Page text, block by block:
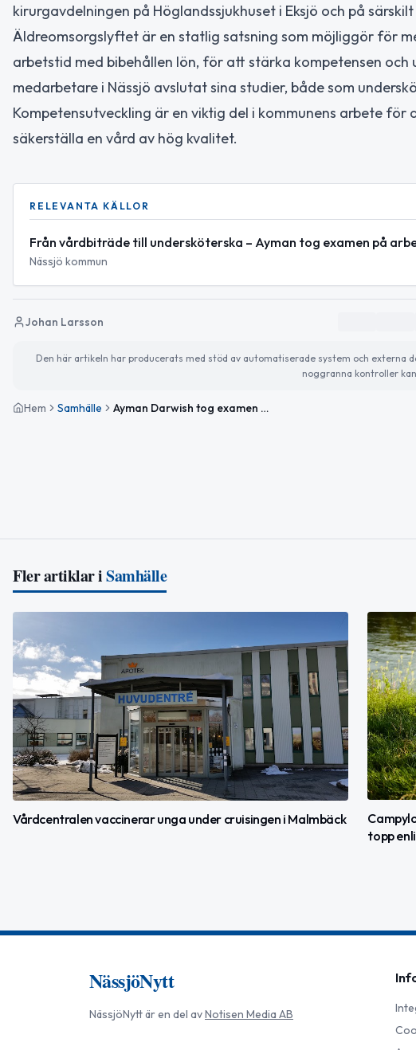
kirurgavdelningen på Höglandssjukhuset i Eksjö och på
Äldreomsorgslyftet är en statlig satsning som möjliggör för
arbetstid med bibehållen lön, för att stärka kompetensen
medarbetare i Nässjö avslutat sina studier, både som
Kompetensutveckling är en viktig del i kommunens arbete
säkerställa en vård av hög kvalitet.
RELEVANTA KÄLLOR
Från vårdbiträde till undersköterska – Ayman tog examen på
Nässjö kommun
Johan Larsson
Den här artikeln har producerats med stöd av automatiserade system och
noggranna kontroller
Hem Samhälle Ayman Darwish tog examen som undersköterska genom Äldreomsorgslyftet i Nässjö
Fler artiklar iSamhälle
Vårdcentralen vaccinerar unga under cruisingen i Malmbäck
topp
NässjöNytt
NässjöNyttär en del avNotisen Media AB